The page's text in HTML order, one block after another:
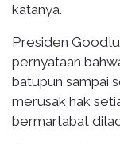
katanya.
Presiden
pernyataan
batupun sampai
merusak hak
bermartabat